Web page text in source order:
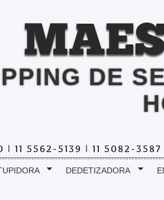
DE
| 11 5562-5139 | 11 5082-
DEDETIZADORA